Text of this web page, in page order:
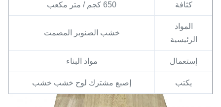
كثافة 650 كجم / متر مكعب
المواد
الرئيسية
خشب الصنوبر المصمت
إستعمال مواد البناء
يكتب إصبع مشترك لوح خشب خشب